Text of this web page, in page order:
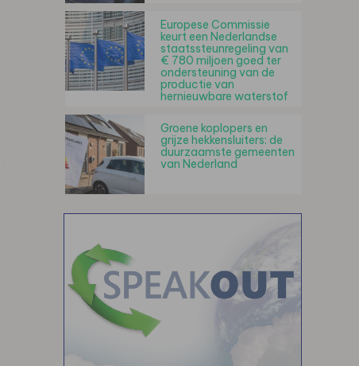
Europese Commissie
keurt een Nederlandse
staatssteunregeling van
€ 780 miljoen goed ter
ondersteuning van de
productie van
hernieuwbare waterstof
Groene koplopers en
grijze hekkensluiters: de
duurzaamste gemeenten
van Nederland